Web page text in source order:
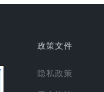
政策文件
隐私政策